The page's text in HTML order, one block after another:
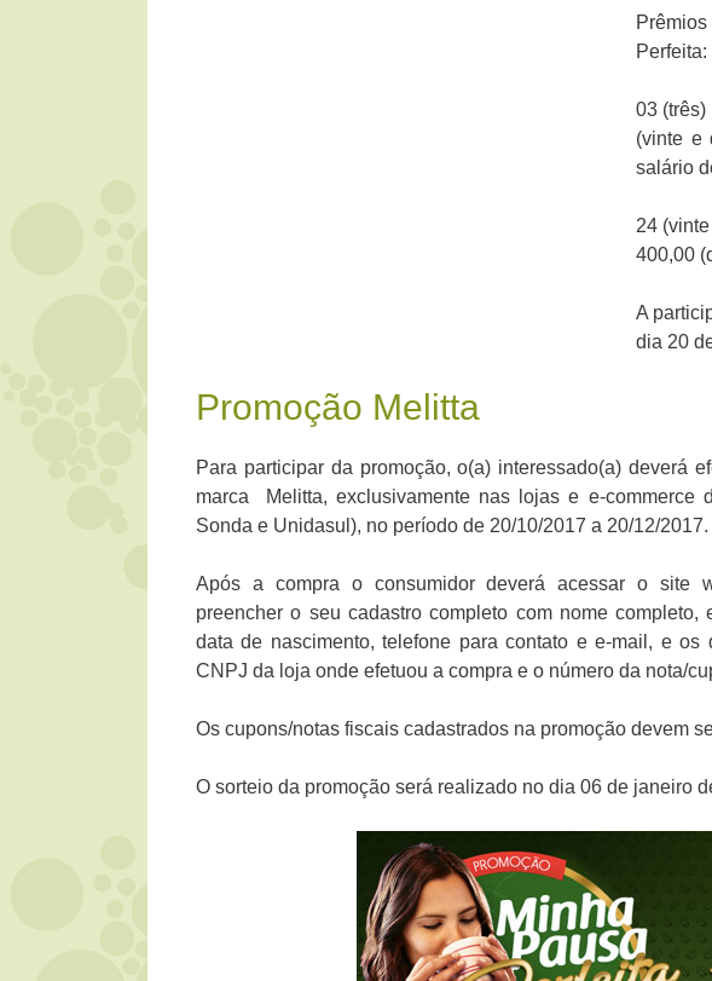
Perfeita:
03
(vinte e
salário
24
400,00
A
dia 20
Promoção Melitta
Para participar da promoção, o(a) interessado(a) deverá
marca Melitta, exclusivamente nas lojas e e-commerce
Sonda e Unidasul), no período de 20/10/2017 a 20/12/2017.
Após a compra o consumidor deverá acessar o site
preencher o seu cadastro completo com nome completo,
data de nascimento, telefone para contato e e-mail, e os
CNPJ da loja onde efetuou a compra e o número da nota/
Os cupons/notas fiscais cadastrados na promoção devem
O sorteio da promoção será realizado no dia 06 de janeiro